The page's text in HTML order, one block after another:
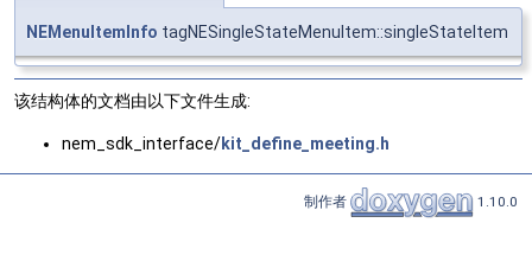
NEMenuItemInfo tagNESingleStateMenuItem::singleStateItem
该结构体的文档由以下文件生成:
nem_sdk_interface/kit_define_meeting.h
制作者 1.10.0